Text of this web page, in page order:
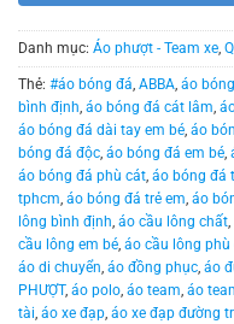
Danh mục: Áo phượt - Team xe,
Thẻ: #áo bóng đá, ABBA, áo
bình định, áo bóng đá cát lâm,
áo bóng đá dài tay em bé, áo
bóng đá độc, áo bóng đá em bé,
áo bóng đá phù cát, áo bóng đá
tphcm, áo bóng đá trẻ em, áo
lông bình định, áo cầu lông chất,
cầu lông em bé, áo cầu lông phù
áo di chuyển, áo đồng phục, áo
PHƯỢT, áo polo, áo team, áo
tài, áo xe đạp, áo xe đạp đường